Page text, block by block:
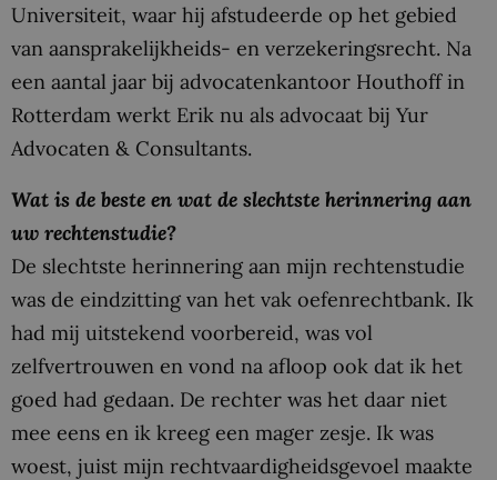
Universiteit, waar hij afstudeerde op het gebied
van aansprakelijkheids- en verzekeringsrecht. Na
een aantal jaar bij advocatenkantoor Houthoff in
Rotterdam werkt Erik nu als advocaat bij Yur
Advocaten & Consultants.
Wat is de beste en wat de slechtste herinnering aan
uw rechtenstudie?
De slechtste herinnering aan mijn rechtenstudie
was de eindzitting van het vak oefenrechtbank. Ik
had mij uitstekend voorbereid, was vol
zelfvertrouwen en vond na afloop ook dat ik het
goed had gedaan. De rechter was het daar niet
mee eens en ik kreeg een mager zesje. Ik was
woest, juist mijn rechtvaardigheidsgevoel maakte